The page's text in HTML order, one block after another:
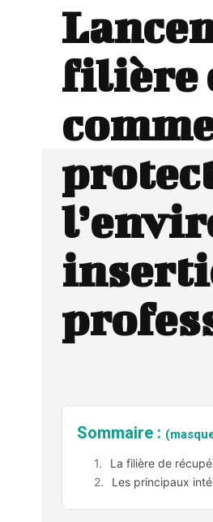
filière
Sommaire :
La filière de
Les principaux